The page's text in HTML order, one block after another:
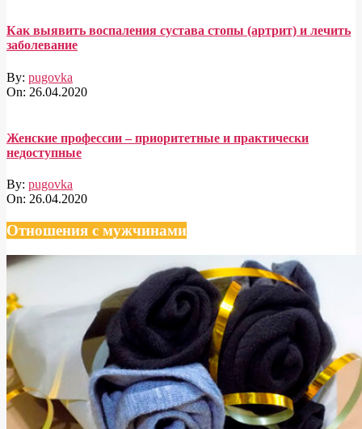
Как выявить воспаления сустава стопы (артрит) и лечить
заболевание
By: pugovka
On: 26.04.2020
Женские профессии – приоритетные и практически
недоступные
By: pugovka
On: 26.04.2020
Отношения с мужчинами